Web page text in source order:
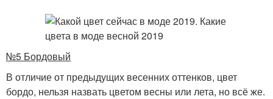
№5 Бордовый
В отличие от предыдущих весенних оттенков, цвет
бордо, нельзя назвать цветом весны или лета, но всё же.